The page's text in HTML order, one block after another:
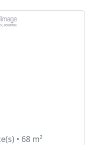
• 68 m²